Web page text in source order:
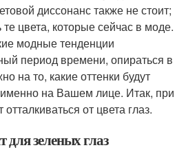
диссонанс также не стоит;
цвета, которые сейчас в моде.
модные тенденции
период времени, опираться в
на то, какие оттенки будут
на Вашем лице. Итак, при
от цвета глаз.
для зеленых глаз